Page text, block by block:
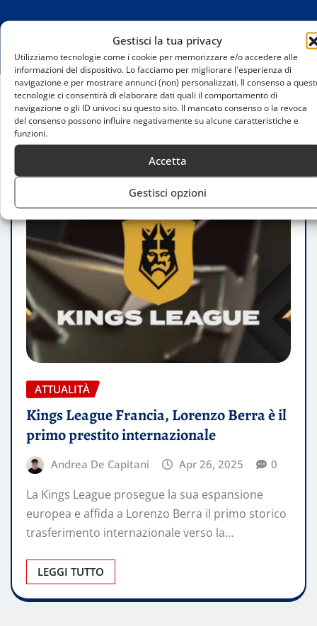
Gestisci la tua privacy
Utilizziamo tecnologie come i cookie per memorizzare e/o accedere alle
informazioni del dispositivo. Lo facciamo per migliorare l'esperienza di
navigazione e per mostrare annunci (non) personalizzati. Il consenso a
tecnologie ci consentirà di elaborare dati quali il comportamento di
navigazione o gli ID univoci su questo sito. Il mancato consenso o la revoca
del consenso possono influire negativamente su alcune caratteristiche e
funzioni.
Accetta
Gestisci opzioni
Home
Kings League Francia, Lorenzo Berra è il primo
prestito internazionale
ATTUALITÀ
Kings League Francia, Lorenzo Berra è il
primo prestito internazionale
Andrea De Capitani Apr 26, 2025 0
La Kings League prosegue la sua espansione
europea e affida a Lorenzo Berra il primo storico
trasferimento internazionale verso la…
LEGGI TUTTO